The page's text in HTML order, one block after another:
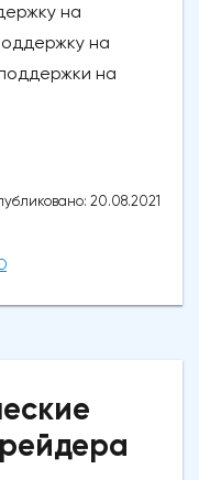
на
на
на
20.08.2021